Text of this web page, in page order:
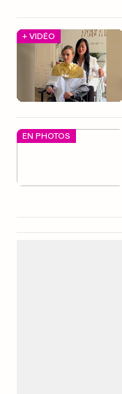
+ VIDÉO
EN PHOTOS